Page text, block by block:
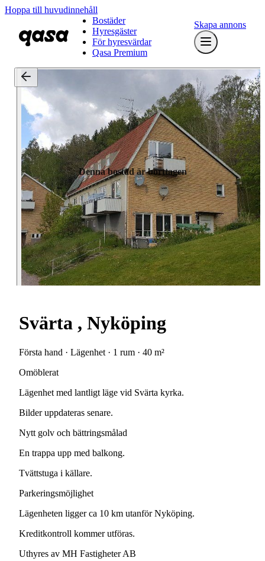
Hoppa till huvudinnehåll
Bostäder
Hyresgäster
För hyresvärdar
Qasa Premium
Skapa annons
Denna bostad är borttagen
Svärta , Nyköping
Första hand · Lägenhet · 1 rum · 40 m²
Omöblerat
Lägenhet med lantligt läge vid Svärta kyrka.
Bilderuppdateras senare.
Nytt golv och bättringsmålad
En trappa upp med balkong.
Tvättstuga i källare.
Parkeringsmöjlighet
Lägenheten liggerca 10 km utanförNyköping.
Kreditkontroll kommerutföras.
Uthyres av MH FastigheterAB